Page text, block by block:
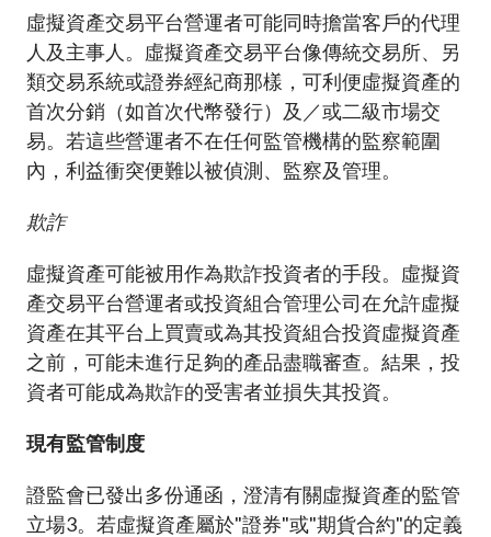
虛擬資產交易平台營運者可能同時擔當客戶的代理
人及主事人。虛擬資產交易平台像傳統交易所、另
類交易系統或證券經紀商那樣，可利便虛擬資產的
首次分銷（如首次代幣發行）及／或二級市場交
易。若這些營運者不在任何監管機構的監察範圍
內，利益衝突便難以被偵測、監察及管理。
欺詐
虛擬資產可能被用作為欺詐投資者的手段。虛擬資
產交易平台營運者或投資組合管理公司在允許虛擬
資產在其平台上買賣或為其投資組合投資虛擬資產
之前，可能未進行足夠的產品盡職審查。結果，投
資者可能成為欺詐的受害者並損失其投資。
現有監管制度
證監會已發出多份通函，澄清有關虛擬資產的監管
立場3。若虛擬資產屬於"證券"或"期貨合約"的定義